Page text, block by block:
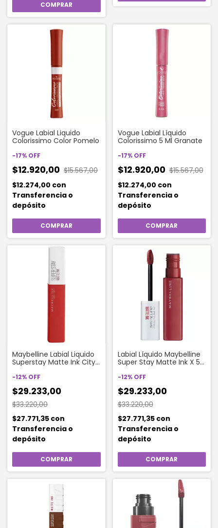
Vogue Labial Liquido
Colorissimo Color Pomelo
-17% OFF
$12.920,00 $15.567,00
$12.274,00 con
Transferencia o
depósito
Vogue Labial Líquido
Colorissimo 5 Ml Granate
-17% OFF
$12.920,00 $15.567,00
$12.274,00 con
Transferencia o
depósito
Maybelline Labial Liquido
Superstay Matte Ink City
-12% OFF
$29.233,00
$33.220,00
$27.771,35 con
Transferencia o
depósito
Labial Líquido Maybelline
Super Stay Matte Ink X 5
-12% OFF
$29.233,00
$33.220,00
$27.771,35 con
Transferencia o
depósito